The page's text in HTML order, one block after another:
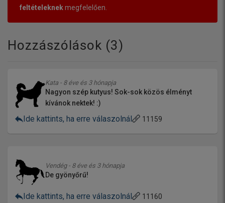
feltételeknekmegfelelően.
Hozzászólások (3)
Kata - 8 éve és 3 hónapja
Nagyon szép kutyus! Sok-sok közös élményt
kívánok nektek! :)
Ide kattints, ha erre válaszolnál 11159
Vendég - 8 éve és 3 hónapja
De gyönyőrű!
Ide kattints, ha erre válaszolnál 11160